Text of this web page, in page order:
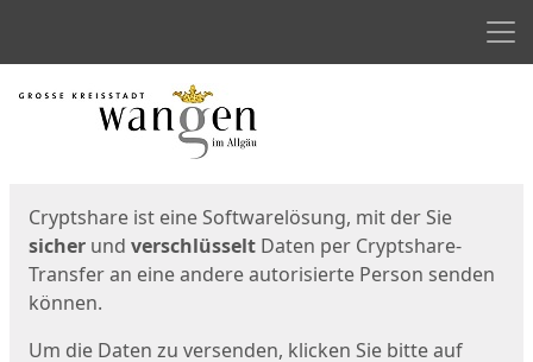
Start
Cryptshare ist eine Softwarelösung, mit der Sie
sicher und verschlüsselt Daten per Cryptshare-
Transfer an eine andere autorisierte Person senden
können.
Um die Daten zu versenden, klicken Sie bitte auf